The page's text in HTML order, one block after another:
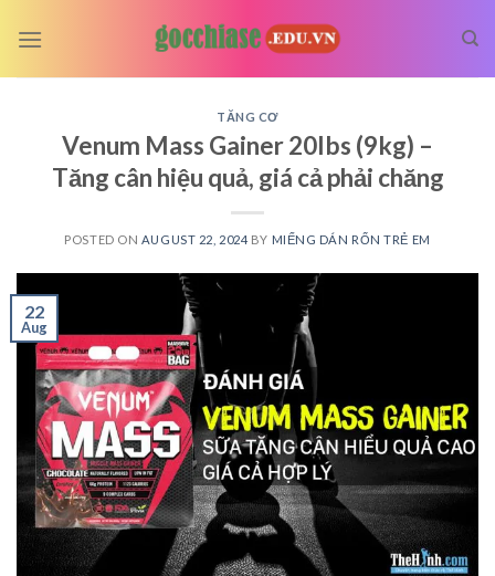
TĂNG CƠ
Venum Mass Gainer 20lbs (9kg) –
Tăng cân hiệu quả, giá cả phải chăng
POSTED ON AUGUST 22, 2024 BY MIẾNG DÁN RỐN TRẺ EM
22
Aug